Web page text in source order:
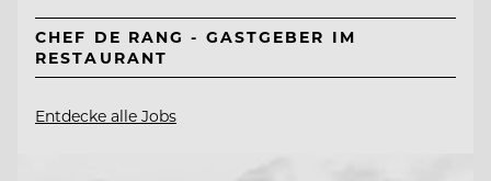
CHEF DE RANG - GASTGEBER IM
RESTAURANT
Entdecke alle Jobs